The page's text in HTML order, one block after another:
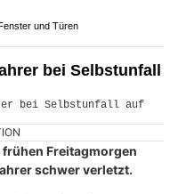
und Türen
bei Selbstunfall
Freitagmorgen
schwer verletzt.